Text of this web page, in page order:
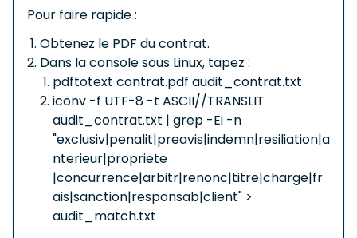
Pour faire rapide :
Obtenez le PDF du contrat.
Dans la console sous Linux, tapez :
pdftotext contrat.pdf audit_contrat.txt
iconv -f UTF-8 -t ASCII//TRANSLIT
audit_contrat.txt | grep -Ei -n
"exclusiv|penalit|preavis|indemn|resiliation|a
nterieur|propriete
|concurrence|arbitr|renonc|titre|charge|fr
ais|sanction|responsab|client" >
audit_match.txt